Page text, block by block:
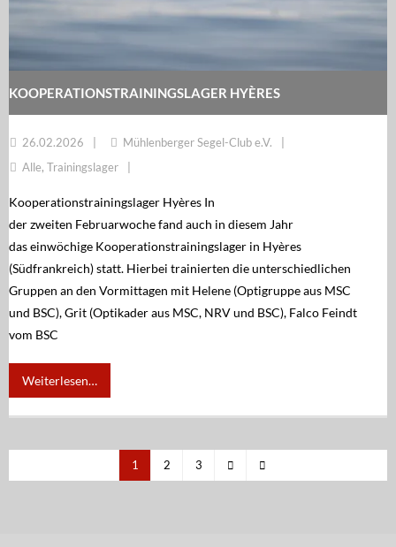
KOOPERATIONSTRAININGSLAGER HYÈRES
26.02.2026
Mühlenberger Segel-Club e.V.
Alle, Trainingslager
Kooperationstrainingslager Hyères In
der zweiten Februarwoche fand auch in diesem Jahr
das einwöchige Kooperationstrainingslager in Hyères
(Südfrankreich) statt. Hierbei trainierten die unterschiedlichen
Gruppen an den Vormittagen mit Helene (Optigruppe aus MSC
und BSC), Grit (Optikader aus MSC, NRV und BSC), Falco Feindt
vom BSC
Weiterlesen…
1 2 3